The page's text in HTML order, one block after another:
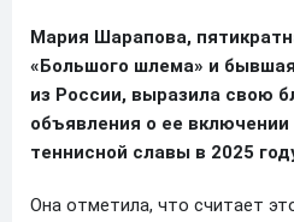
Мария Шарапова,
«Большого шлема» и
из России, выразила свою
объявления о ее
теннисной славы в 2025
Она отметила, что считает